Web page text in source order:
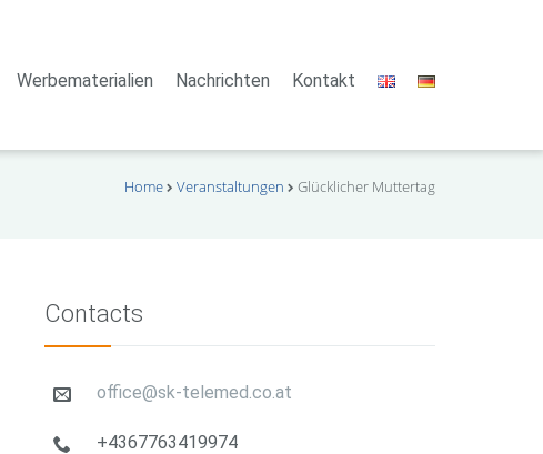
Werbematerialien Nachrichten Kontakt
Home Veranstaltungen Glücklicher Muttertag
Contacts
office@sk-telemed.co.at
+4367763419974